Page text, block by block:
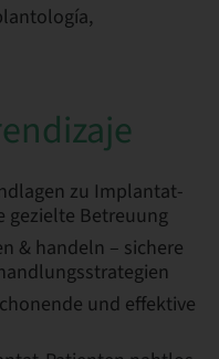
zu Implantat-
gezielte Betreuung
& handeln – sichere
und effektive